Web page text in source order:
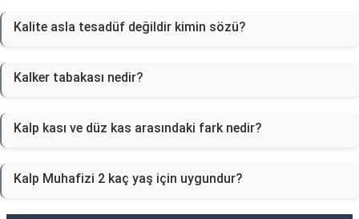
Kalite asla tesadüf değildir kimin sözü?
Kalker tabakası nedir?
Kalp kası ve düz kas arasındaki fark nedir?
Kalp Muhafizi 2 kaç yaş için uygundur?